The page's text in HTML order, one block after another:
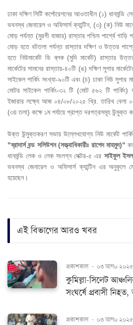
ঢাকা দক্ষিণ সিটি কর্পোরেশনের আওতাধীন (১)
ভবনস্থ জেনারেল ও অফিসার্স ক্যান্টিন, (৩) (ক) নিউ
মোড় পর্যন্ত (মুরগী বাজার) রাস্তার পশ্চিম পার্শ্বে গাড়ি
মোড় হতে বটতলা পর্যন্ত রাস্তার দক্ষিণ ও উত্তর
হতে নিউমার্কেট ডি ব্লক (মুদি মার্কেট) রাস্তার
মার্কেটের সামনের রাস্তায়-৪০টি (ঙ) দক্ষিণ সুপার
সাইকেল পার্কিং সংখ্যা-৯০টি এবং (চ) ঢাকা নিউ সুপার
মোটর সাইকেল পার্কিং-৩২ টি (মোট ৫৬২ টি পার্কিং)
ইজারার লক্ষ্যে আজ ০৪/০৮/২০২৫ খ্রি. তারিখ বেলা
(৩য় তলা) কক্ষে ১ম পর্যায়ে প্রাপ্ত দরপত্রসমূহ উন্মুক্ত
উক্ত উন্মুক্তকরণ সভায় উল্লেখযোগ্য নিউ মার্কেট
"ব্রাদার্স বন্ড সলিউশন (সত্ত্বাধিকারীঃ রাশেদ মাহমুদ)"
ধানমন্ডি লেক ও লেক সংলগ্ন সেক্টর-৫ এর সাইফুল
ভবনস্থ জেনারেল ও অফিসার্স ক্যান্টিন এর অনুকূলে
হয়েছেন।
এই বিভাগের আরও খবর
প্রকাশকাল - ০৩ আগu ২০২৫
কুমিল্লা-সিলেট
সংঘর্ষে প্রবাসী
প্রকাশকাল - ০৩ আগu ২০২৫